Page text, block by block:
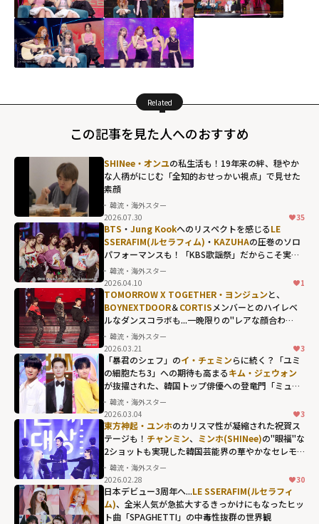
Related
この記事を見た人へのおすすめ
SHINee・オンユの私生活も！19年来の絆、穏やか
な人柄がにじむ「全知的おせっかい視点」で見せた
素顔
韓流・海外スター
2026.07.30
35
BTS ・ Jung Kookへのリスペクトを感じるLE
SSERAFIM(ルセラフィム) ・ KAZUHAの圧巻のソロ
パフォーマンスも！「KBS歌謡祭」だからこそ実現
した名場面の数々
韓流・海外スター
2026.04.10
1
TOMORROW X TOGETHER・ヨンジュンと、
BOYNEXTDOOR＆CORTISメンバーとのハイレベ
ルなダンスコラボも...一晩限りの"レアな顔合わ
せ"が熱狂を呼んだ「2025 MBC歌謡大祭典」
韓流・海外スター
2026.03.21
3
「暴君のシェフ」のイ・チェミンらに続く？「ユミ
の細胞たち3」への期待も高まるキム・ジェウォン
が抜擢された、韓国トップ俳優への登竜門「ミュー
ジックバンク」の歴代MC
韓流・海外スター
2026.03.04
3
東方神起・ユンホのカリスマ性が凝縮された祝賀ス
テージも！ チャンミン、 ミンホ(SHINee)の"眼福"な
2ショットも実現した韓国芸能界の華やかなセレモ
ニー
韓流・海外スター
2026.02.28
30
日本デビュー3周年へ...LE SSERAFIM(ルセラフィ
ム)、全米人気が急拡大するきっかけにもなったヒッ
ト曲「SPAGHETTI」の中毒性抜群の世界観